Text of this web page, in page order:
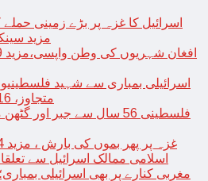
اسرائیل کا غزہ پر بڑے زمینی
مزید
متجاوز، 16 ہزار سے زائد زخمی
فلسطینی 56 سال سے جبر
اسلامی ممالک اسرائیل سے